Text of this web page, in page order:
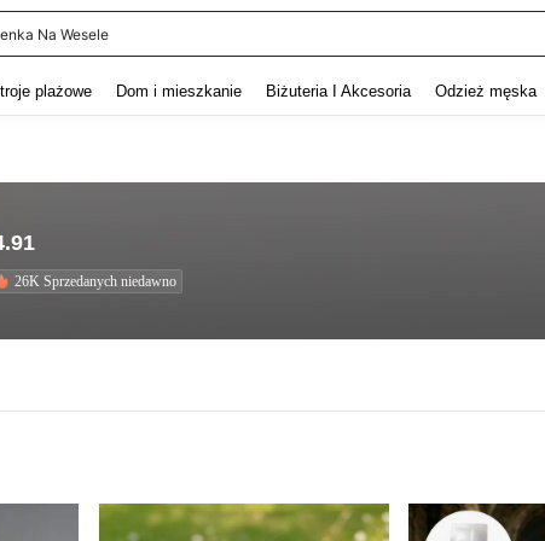
Męski
plażowe Dom i mieszkanie Biżuteria I Akcesoria Odzież męska
26K Sprzedanych niedawno